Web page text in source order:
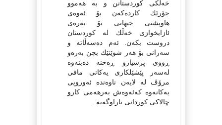
خه‌ڵكی كوردستانن و به‌ هه‌موو
جۆرێك كارده‌كه‌ن بۆ ئه‌وه‌ی
هاوپشتی جیهانی بۆ به‌ره‌ی
ئازایخوازی خه‌ڵك له‌ كوردستان
دروست بكه‌ن. ئه‌م ده‌سه‌ڵاته‌ و
سه‌رانی بۆ هه‌ر شوێنێك بچن به‌ره‌و
ڕووی پرسیارو ڕه‌خنه‌ ده‌بنه‌وه‌
له‌سه‌ر پێشێلكاری یه‌كانی مافی
مرۆڤ له‌ لایه‌ن ناوه‌نده‌ ئه‌وروپی
یه‌كانه‌وه‌ كه‌ئه‌وه‌ش به‌رهه‌می كارو
چالاكی كوردانی تاراوگه‌یه‌.